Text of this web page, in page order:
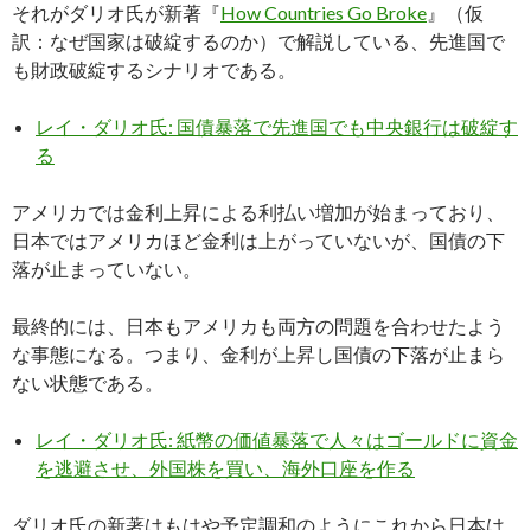
それがダリオ氏が新著『How Countries Go Broke 』（仮
訳：なぜ国家は破綻するのか）で解説している、先進国で
も財政破綻するシナリオである。
レイ・ダリオ氏: 国債暴落で先進国でも中央銀行は破綻す
る
アメリカでは金利上昇による利払い増加が始まっており、
日本ではアメリカほど金利は上がっていないが、国債の下
落が止まっていない。
最終的には、日本もアメリカも両方の問題を合わせたよう
な事態になる。つまり、金利が上昇し国債の下落が止まら
ない状態である。
レイ・ダリオ氏: 紙幣の価値暴落で人々はゴールドに資金
を逃避させ、外国株を買い、海外口座を作る
ダリオ氏の新著はもはや予定調和のようにこれから日本は